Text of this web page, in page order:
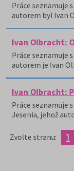
Práce seznamuje
autorem byl Ivan
Ivan Olbracht:
Práce seznamuje
autorem je Ivan
Ivan Olbracht:
Práce seznamuje
Jesenia, jehož
Zvolte stranu: 1